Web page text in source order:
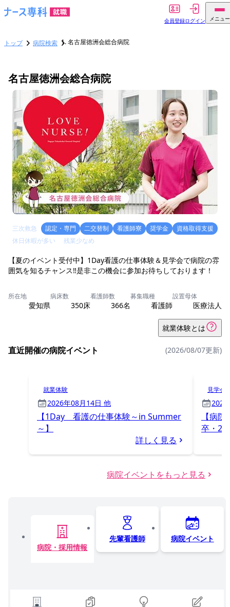
会員登録ログイン メニュー
トップ 病院検索 名古屋徳洲会総合病院
名古屋徳洲会総合病院
三次救急 認定・専門 二交替制 看護師寮 奨学金
資格取得支援
休日休暇が多い
残業少なめ
【夏のイベント受付中】1Day看護の仕事体験＆見学会で病院の雰
囲気を知るチャンス‼是非この機会に参加お待ちしております！
所在地
愛知県
病床数
350床
看護師数
366名
募集職種
看護師
設置母体
医療法人
就業体験とは
直近開催の病院イベント (2026/08/07更新)
就業体験
2026年08月14日 他
【1Day 看護の仕事体験～in Summer
～】
詳しく見る
見学会
2026
【病
卒・
病院イベントをもっと見る
病院・採用情報
先輩看護師 病院イベント